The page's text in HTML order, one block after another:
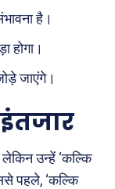
Search
दिन
है।
होगा।
जाएंगे।
उन्हें ‘कल्कि
पहले, ‘कल्कि